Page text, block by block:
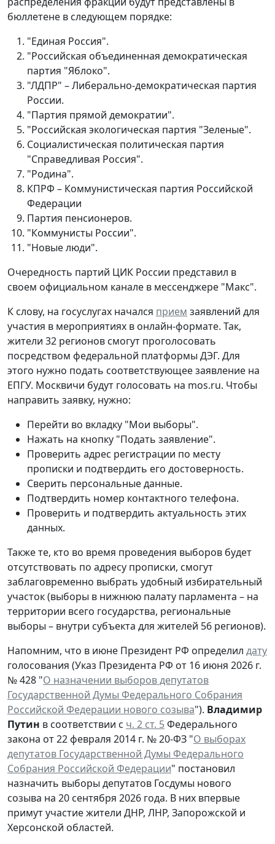
бюллетене в следующем порядке:
"Единая Россия".
"Российская объединенная демократическая
партия "Яблоко".
"ЛДПР" – Либерально-демократическая партия
России.
"Партия прямой демократии".
"Российская экологическая партия "Зеленые".
Социалистическая политическая партия
"Справедливая Россия".
"Родина".
КПРФ – Коммунистическая партия Российской
Федерации
Партия пенсионеров.
"Коммунисты России".
"Новые люди".
Очередность партий ЦИК России представил в
своем официальном канале в мессенджере "Макс".
К слову, на госуслугах начался прием заявлений для
участия в мероприятиях в онлайн-формате. Так,
жители 32 регионов смогут проголосовать
посредством федеральной платформы ДЭГ. Для
этого нужно подать соответствующее заявление на
ЕПГУ. Москвичи будут голосовать на mos.ru. Чтобы
направить заявку, нужно:
Перейти во вкладку "Мои выборы".
Нажать на кнопку "Подать заявление".
Проверить адрес регистрации по месту
прописки и подтвердить его достоверность.
Сверить персональные данные.
Подтвердить номер контактного телефона.
Проверить и подтвердить актуальность этих
данных.
Также те, кто во время проведения выборов будет
отсутствовать по адресу прописки, смогут
заблаговременно выбрать удобный избирательный
участок (выборы в нижнюю палату парламента – на
территории всего государства, региональные
выборы – внутри субъекта для жителей 56 регионов).
Напомним, что в июне Президент РФ определил дату
голосования (Указ Президента РФ от 16 июня 2026 г.
№ 428 "О назначении выборов депутатов
Государственной Думы Федерального Собрания
Российской Федерации нового созыва"). Владимир
Путин в соответствии с ч. 2 ст. 5Федерального
закона от 22 февраля 2014 г. № 20-ФЗ "О выборах
депутатов Государственной Думы Федерального
Собрания Российской Федерации" постановил
назначить выборы депутатов Госдумы нового
созыва на 20 сентября 2026 года. В них впервые
примут участие жители ДНР, ЛНР, Запорожской и
Херсонской областей.